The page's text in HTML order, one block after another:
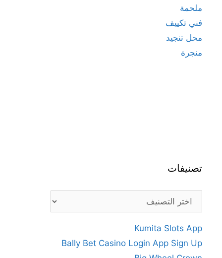
ملحمة
فني تكييف
محل تنجيد
منجرة
تصنيفات
تصنيفات
Kumita Slots App
Bally Bet Casino Login App Sign Up